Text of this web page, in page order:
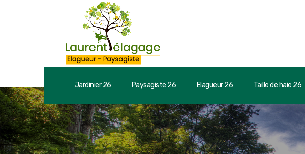
Jardinier 26 Paysagiste 26 Elagueur 26 Taille de haie 26